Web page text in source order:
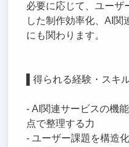
必要に応じて、ユーザ
した制作効率化、AI関
にも関わります。
▌得られる経験・スキ
- AI関連サービスの機
点で整理する力
- ユーザー課題を構造